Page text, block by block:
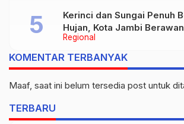
Regional
Kerinci dan Sungai Penuh
Hujan, Kota Jambi Berawan
KOMENTAR TERBANYAK
Maaf, saat ini belum tersedia post untuk
TERBARU